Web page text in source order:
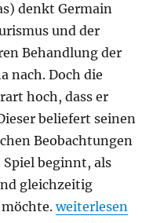
denkt Germain
und der
Behandlung der
nach. Doch die
hoch, dass er
beliefert seinen
Beobachtungen
beginnt, als
gleichzeitig
möchte.„In ihrem Haus“
weiterlesen